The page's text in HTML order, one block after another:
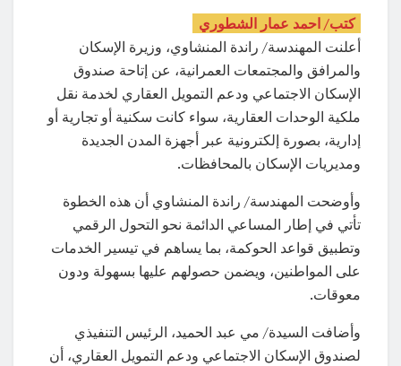
كتب/ احمد عمار الشطوري
أعلنت المهندسة/ راندة المنشاوي، وزيرة الإسكان
والمرافق والمجتمعات العمرانية، عن إتاحة صندوق
الإسكان الاجتماعي ودعم التمويل العقاري لخدمة نقل
ملكية الوحدات العقارية، سواء كانت سكنية أو تجارية أو
إدارية، بصورة إلكترونية عبر أجهزة المدن الجديدة
ومديريات الإسكان بالمحافظات.
وأوضحت المهندسة/ راندة المنشاوي أن هذه الخطوة
تأتي في إطار المساعي الدائمة نحو التحول الرقمي
وتطبيق قواعد الحوكمة، بما يساهم في تيسير الخدمات
على المواطنين، ويضمن حصولهم عليها بسهولة ودون
معوقات.
وأضافت السيدة/ مي عبد الحميد، الرئيس التنفيذي
لصندوق الإسكان الاجتماعي ودعم التمويل العقاري، أن